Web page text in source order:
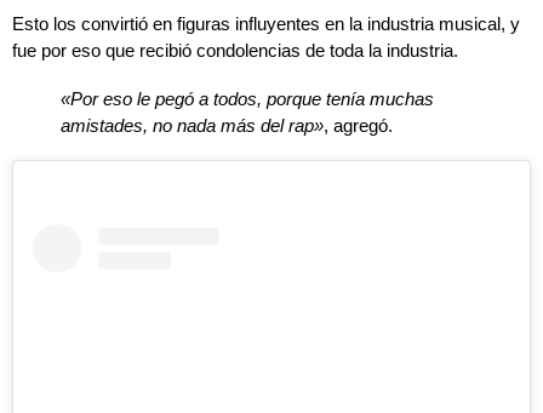
Esto los convirtió en figuras influyentes en la industria musical, y
fue por eso que recibió condolencias de toda la industria.
«Por eso le pegó a todos, porque tenía muchas
amistades, no nada más del rap», agregó.